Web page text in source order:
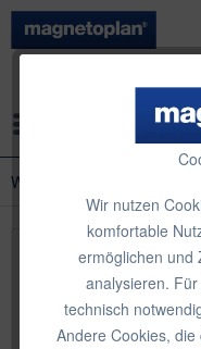
Wir nutzen
komfortable
ermöglichen und
analysieren.
technisch
Andere Cookies,
Wandschienensystem
Topseller